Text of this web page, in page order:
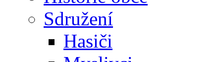
Sdružení
Hasiči